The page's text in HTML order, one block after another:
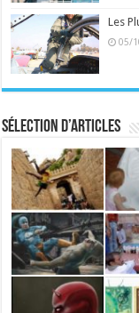
Les
05/
Sélection d’articles